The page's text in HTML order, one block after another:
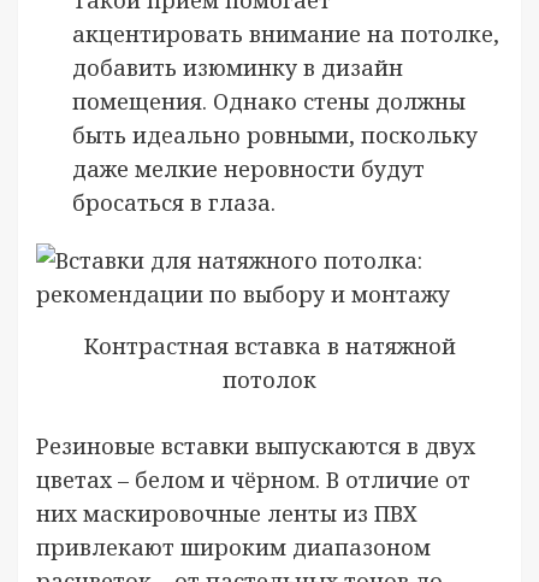
акцентировать внимание на потолке,
добавить изюминку в дизайн
помещения. Однако стены должны
быть идеально ровными, поскольку
даже мелкие неровности будут
бросаться в глаза.
Контрастная вставка в натяжной
потолок
Резиновые вставки выпускаются в двух
цветах – белом и чёрном. В отличие от
них маскировочные ленты из ПВХ
привлекают широким диапазоном